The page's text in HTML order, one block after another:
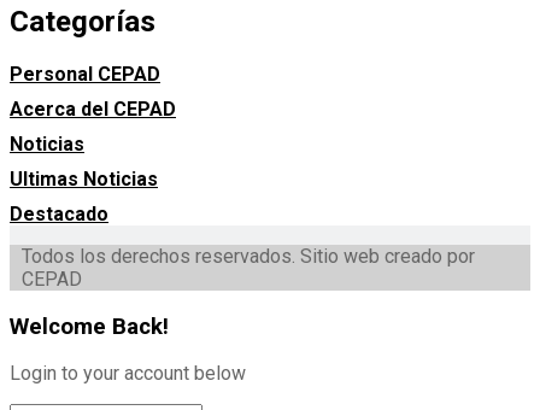
Categorías
Personal CEPAD
Acerca del CEPAD
Noticias
Ultimas Noticias
Destacado
Todos los derechos reservados. Sitio web creado por
CEPAD
Welcome Back!
Login to your account below